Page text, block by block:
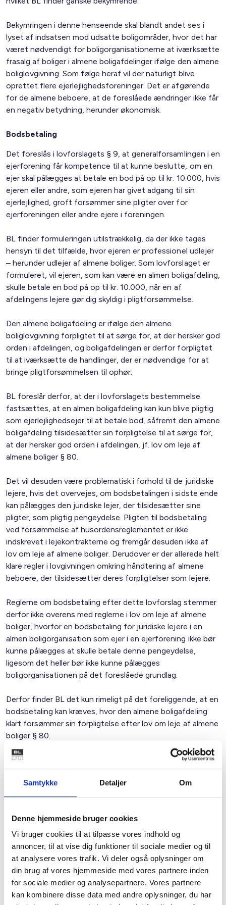
Samtykke Detaljer Om
Denne hjemmeside bruger cookies
Vi bruger cookies til at tilpasse vores indhold og
annoncer, til at vise dig funktioner til sociale medier og til
at analysere vores trafik. Vi deler også oplysninger om
din brug af vores hjemmeside med vores partnere inden
for sociale medier og analysepartnere. Vores partnere
kan kombinere disse data med andre oplysninger, du har
Bekymringen i denne henseende skal blandt andet ses i
lyset af indsatsen mod udsatte boligområder, hvor det har
været nødvendigt for boligorganisationerne at iværksætte
frasalg af boliger i almene boligafdelinger ifølge den almene
boliglovgivning. Som følge heraf vil der naturligt blive
oprettet flere ejerlejlighedsforeninger. Det er afgørende
for de almene beboere, at de foreslåede ændringer ikke får
en negativ betydning, herunder økonomisk.
Bodsbetaling
Det foreslås i lovforslagets § 9, at generalforsamlingen i en
ejerforening får kompetence til at kunne beslutte, om en
ejer skal pålægges at betale en bod på op til kr. 10.000, hvis
ejeren eller andre, som ejeren har givet adgang til sin
ejerlejlighed, groft forsømmer sine pligter over for
ejerforeningen eller andre ejere i foreningen.
BL finder formuleringen utilstrækkelig, da der ikke tages
hensyn til det tilfælde, hvor ejeren er professionel udlejer
– herunder udlejer af almene boliger. Som lovforslaget er
formuleret, vil ejeren, som kan være en almen boligafdeling,
skulle betale en bod på op til kr. 10.000, når en af
afdelingens lejere gør dig skyldig i pligtforsømmelse.
Den almene boligafdeling er ifølge den almene
boliglovgivning forpligtet til at sørge for, at der hersker god
orden i afdelingen, og boligafdelingen er derfor forpligtet
til at iværksætte de handlinger, der er nødvendige for at
bringe pligtforsømmelsen til ophør.
BL foreslår derfor, at der i lovforslagets bestemmelse
fastsættes, at en almen boligafdeling kan kun blive pligtig
som ejerlejlighedsejer til at betale bod, såfremt den almene
boligafdeling tilsidesætter sin forpligtelse til at sørge for,
at der hersker god orden i afdelingen, jf. lov om leje af
almene boliger § 80.
Det vil desuden være problematisk i forhold til de juridiske
lejere, hvis det overvejes, om bodsbetalingen i sidste ende
kan pålægges den juridiske lejer, der tilsidesætter sine
pligter, som pligtig pengeydelse. Pligten til bodsbetaling
ved forsømmelse af husordensreglementet er ikke
indskrevet i lejekontrakterne og fremgår desuden ikke af
lov om leje af almene boliger. Derudover er der allerede helt
klare regler i lovgivningen omkring håndtering af almene
beboere, der tilsidesætter deres forpligtelser som lejere.
Reglerne om bodsbetaling efter dette lovforslag stemmer
derfor ikke overens med reglerne i lov om leje af almene
boliger, hvorfor en bodsbetaling for juridiske lejere i en
almen boligorganisation som ejer i en ejerforening ikke bør
kunne pålægges at skulle betale denne pengeydelse,
ligesom det heller bør ikke kunne pålægges
boligorganisationen på det foreslåede grundlag.
Derfor finder BL det kun rimeligt på det foreliggende, at en
bodsbetaling kan kræves, hvor den almene boligafdeling
klart forsømmer sin forpligtelse efter lov om leje af almene
boliger § 80.
Eksklusion af ejere og tvangssalg
Ved lovforslagets § 10 gøres det muligt at kunne
fastsat periode.
En almen boligafdeling, som ejer i en ejerforening, huser
indimellem lejere, der ikke overholder en afdelings husorden
– og som også vil overtræde ejerforeningens husorden i
visse henseender. Ved grove overtrædelser kan det med
lovforslaget muliggøres helt at tvinge ejeren at frasælge
sin ejerlejlighed.